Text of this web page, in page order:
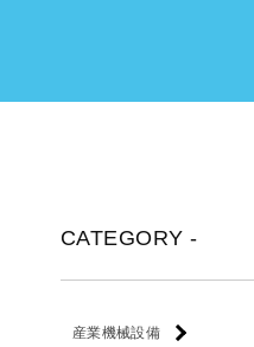
CATEGORY -
産業機械設備